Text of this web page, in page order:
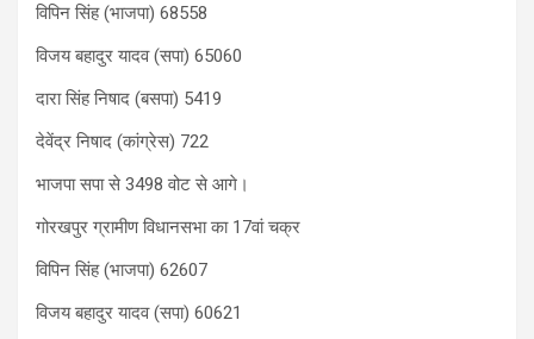
विपिन सिंह (भाजपा) 68558
विजय बहादुर यादव (सपा) 65060
दारा सिंह निषाद (बसपा) 5419
देवेंद्र निषाद (कांग्रेस) 722
भाजपा सपा से 3498 वोट से आगे।
गोरखपुर ग्रामीण विधानसभा का 17वां चक्र
विपिन सिंह (भाजपा) 62607
विजय बहादुर यादव (सपा) 60621